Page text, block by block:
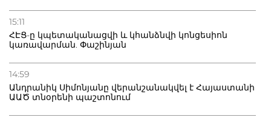
15:11
ՀԷՑ-ը կպետականացվի և կհանձնվի կոնցեսիոն
կառավարման. Փաշինյան
14:59
Անդրանիկ Սիմոնյանը վերանշանակվել է Հայաստանի
ԱԱԾ տնօրենի պաշտոնում